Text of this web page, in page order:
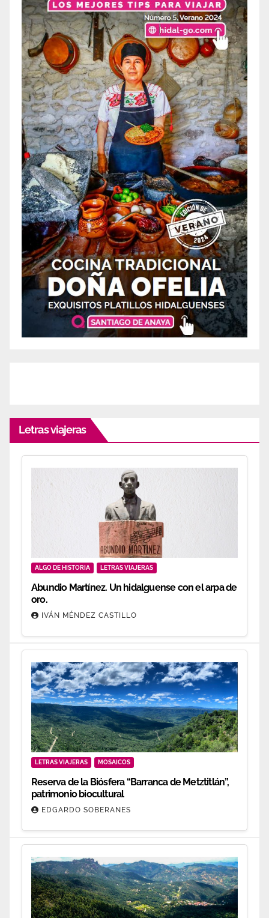
Letras viajeras
ALGO DE HISTORIA LETRAS VIAJERAS
Abundio Martínez. Un hidalguense con el arpa de
oro.
IVÁN MÉNDEZ CASTILLO
LETRAS VIAJERAS MOSAICOS
Reserva de la Biósfera “Barranca de Metztitlán”,
patrimonio biocultural
EDGARDO SOBERANES